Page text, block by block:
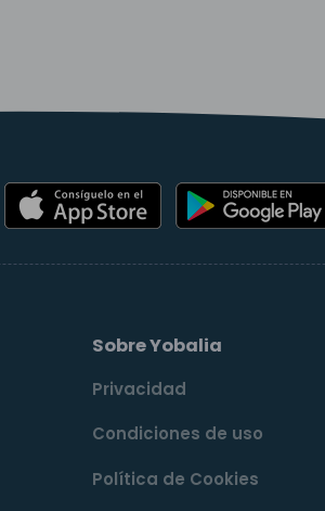
Sobre Yobalia
Privacidad
Condiciones de uso
Política de Cookies